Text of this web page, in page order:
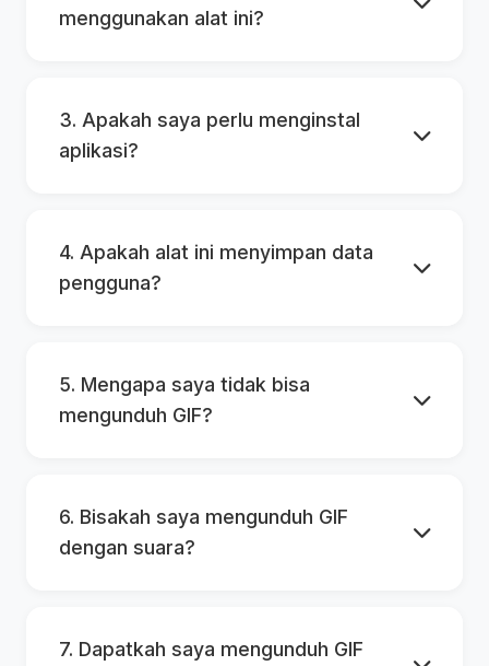
menggunakan alat ini?
3. Apakah saya perlu menginstal
aplikasi?
4. Apakah alat ini menyimpan data
pengguna?
5. Mengapa saya tidak bisa
mengunduh GIF?
6. Bisakah saya mengunduh GIF
dengan suara?
7. Dapatkah saya mengunduh GIF